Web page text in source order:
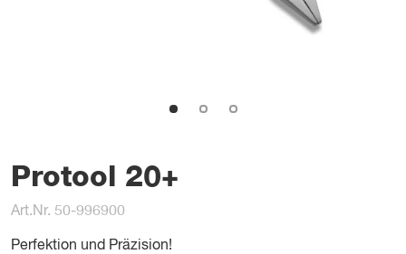
Protool 20+
Art.Nr. 50-996900
Perfektion und Präzision!